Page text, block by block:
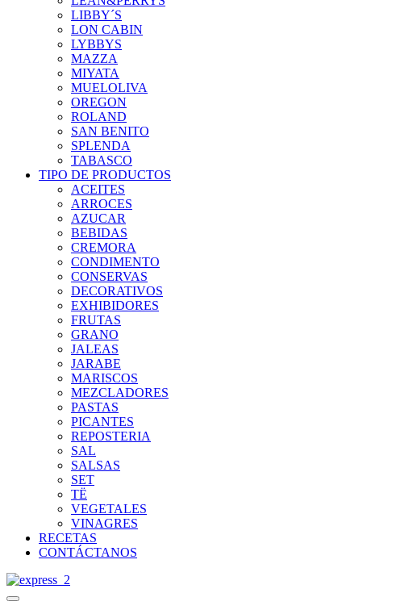
LIBBY´S
LON CABIN
LYBBYS
MAZZA
MIYATA
MUELOLIVA
OREGON
ROLAND
SAN BENITO
SPLENDA
TABASCO
TIPO DE PRODUCTOS
ACEITES
ARROCES
AZUCAR
BEBIDAS
CREMORA
CONDIMENTO
CONSERVAS
DECORATIVOS
EXHIBIDORES
FRUTAS
GRANO
JALEAS
JARABE
MARISCOS
MEZCLADORES
PASTAS
PICANTES
REPOSTERIA
SAL
SALSAS
SET
TË
VEGETALES
VINAGRES
RECETAS
CONTÁCTANOS